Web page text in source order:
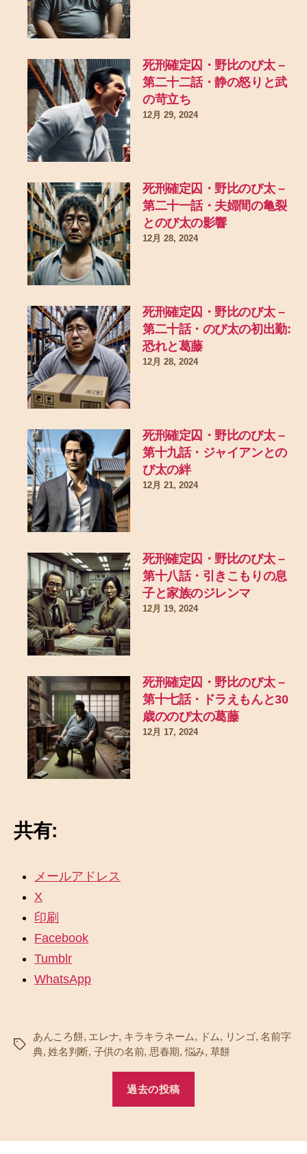
死刑確定囚・野比のび太 –
第二十二話・静の怒りと武
の苛立ち
12月 29, 2024
死刑確定囚・野比のび太 –
第二十一話・夫婦間の亀裂
とのび太の影響
12月 28, 2024
死刑確定囚・野比のび太 –
第二十話・のび太の初出勤:
恐れと葛藤
12月 28, 2024
死刑確定囚・野比のび太 –
第十九話・ジャイアンとの
び太の絆
12月 21, 2024
死刑確定囚・野比のび太 –
第十八話・引きこもりの息
子と家族のジレンマ
12月 19, 2024
死刑確定囚・野比のび太 –
第十七話・ドラえもんと30
歳ののび太の葛藤
12月 17, 2024
共有:
メールアドレス
X
印刷
Facebook
Tumblr
WhatsApp
タ
あんころ餅, エレナ, キラキラネーム, ドム, リンゴ,名前字
典,姓名判断, 子供の名前, 思春期,悩み, 草餅
過去の投稿